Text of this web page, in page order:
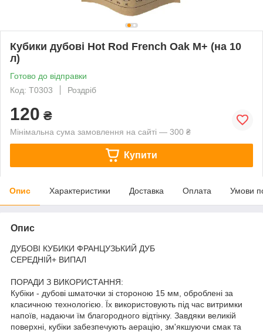
Кубики дубові Hot Rod French Oak M+ (на 10
л)
Готово до відправки
Код: Т0303
Роздріб
120 ₴
Мінімальна сума замовлення на сайті — 300 ₴
Купити
Опис Характеристики Доставка Оплата Умови
Опис
ДУБОВІ КУБИКИ ФРАНЦУЗЬКИЙ ДУБ
CЕРЕДНІЙ+ ВИПАЛ
ПОРАДИ З ВИКОРИСТАННЯ:
Кубіки - дубові шматочки зі стороною 15 мм, оброблені за
класичною технологією. Їх використовують під час витримки
напоїв, надаючи їм благородного відтінку. Завдяки великій
поверхні, кубіки забезпечують аерацію, зм'якшуючи смак та